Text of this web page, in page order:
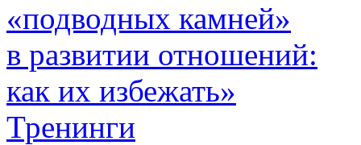
«подводных камней»
в развитии отношений:
как их избежать»
Тренинги